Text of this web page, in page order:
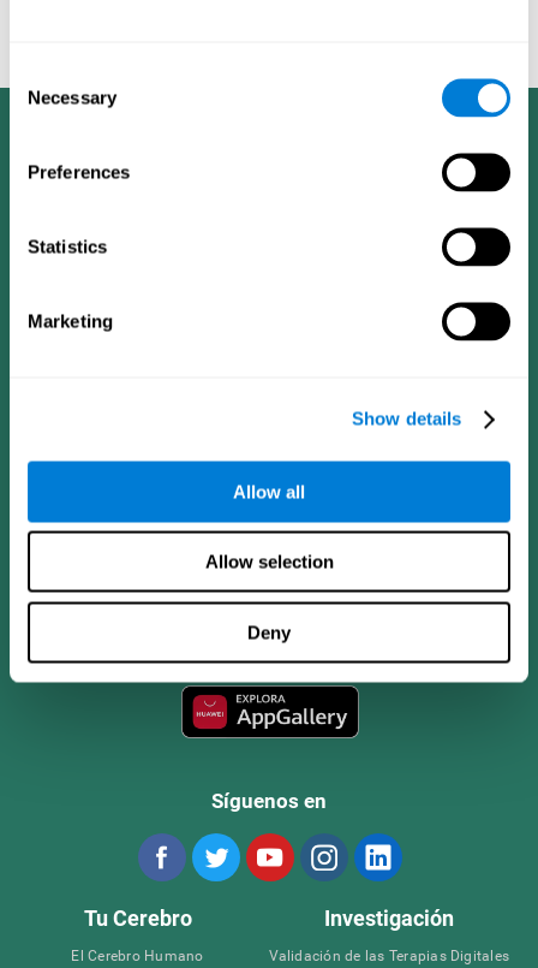
Selection
Necessary
Preferences
Statistics
Marketing
Show details
Allow all
Allow selection
Deny
CogniFit App
Síguenos en
Tu Cerebro
El Cerebro Humano
Investigación
Validación de las Terapias Digitales